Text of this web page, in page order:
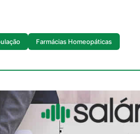
Farmácias Homeopáticas